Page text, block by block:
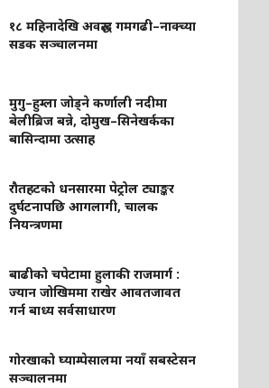
१८ महिनादेखि अवरुद्ध गमगढी–नाक्च्या
सडक सञ्चालनमा
मुगु–हुम्ला जोड्ने कर्णाली नदीमा
बेलीब्रिज बन्ने, दोमुख–सिनेखर्कका
बासिन्दामा उत्साह
रौतहटको धनसारमा पेट्रोल ट्याङ्कर
दुर्घटनापछि आगलागी, चालक
नियन्त्रणमा
बाढीको चपेटामा हुलाकी राजमार्ग :
ज्यान जोखिममा राखेर आवतजावत
गर्न बाध्य सर्वसाधारण
गोरखाको घ्याम्पेसालमा नयाँ सबस्टेसन
सञ्चालनमा